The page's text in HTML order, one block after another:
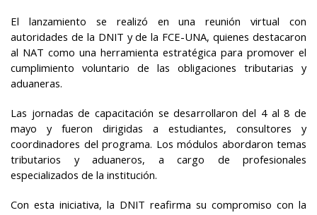
El lanzamiento se realizó en una reunión virtual con
autoridades de la DNIT y de la FCE-UNA, quienes destacaron
al NAT como una herramienta estratégica para promover el
cumplimiento voluntario de las obligaciones tributarias y
aduaneras.
Las jornadas de capacitación se desarrollaron del 4 al 8 de
mayo y fueron dirigidas a estudiantes, consultores y
coordinadores del programa. Los módulos abordaron temas
tributarios y aduaneros, a cargo de profesionales
especializados de la institución.
Con esta iniciativa, la DNIT reafirma su compromiso con la